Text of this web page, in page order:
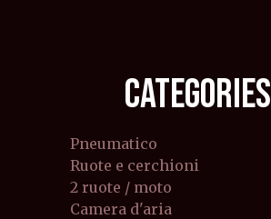
CATEGORIES
Pneumatico
Ruote e cerchioni
2 ruote / moto
Camera d'aria